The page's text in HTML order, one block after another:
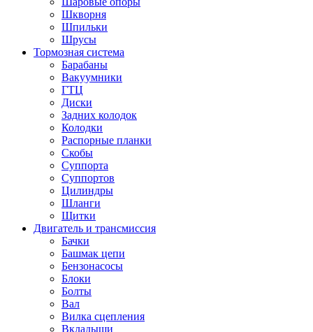
Шкворня
Шпильки
Шрусы
Тормозная система
Барабаны
Вакуумники
ГТЦ
Диски
Задних колодок
Колодки
Распорные планки
Скобы
Суппорта
Суппортов
Цилиндры
Шланги
Щитки
Двигатель и трансмиссия
Бачки
Башмак цепи
Бензонасосы
Блоки
Болты
Вал
Вилка сцепления
Вкладыши